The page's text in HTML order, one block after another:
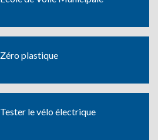
Zéro plastique
Tester le vélo électrique